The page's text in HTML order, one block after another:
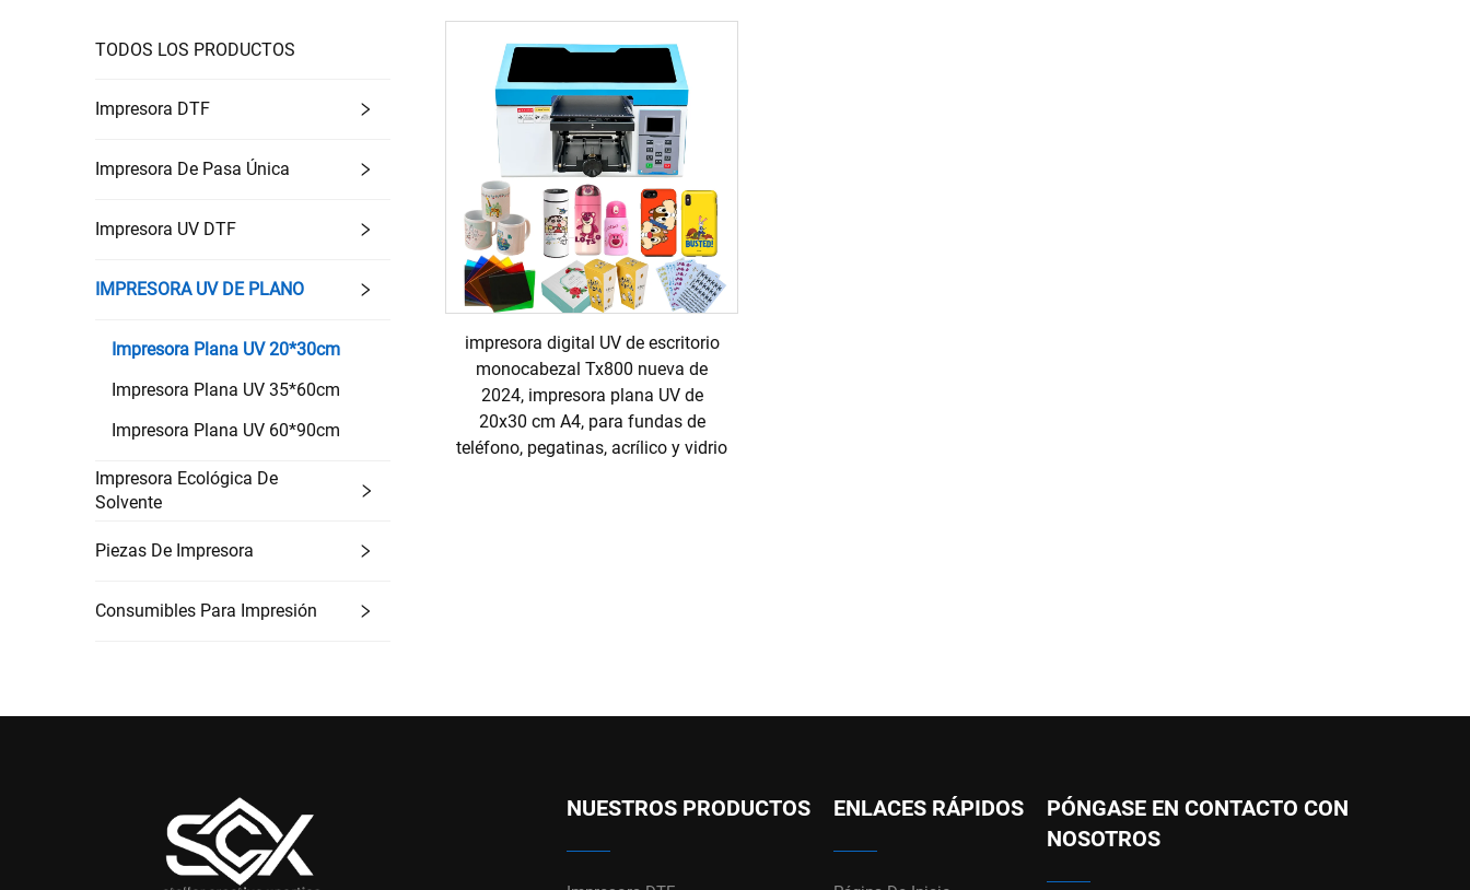
TODOS LOS PRODUCTOS
Impresora DTF
Impresora De Pasa Única
Impresora UV DTF
IMPRESORA UV DE PLANO
Impresora Plana UV 20*30cm
Impresora Plana UV 35*60cm
Impresora Plana UV 60*90cm
Impresora Ecológica De
Solvente
Piezas De Impresora
Consumibles Para Impresión
impresora digital UV de escritorio
monocabezal Tx800 nueva de
2024, impresora plana UV de
20x30 cm A4, para fundas de
teléfono, pegatinas, acrílico y vidrio
NUESTROS PRODUCTOS ENLACES RÁPIDOS
PÓNGASE EN CONTACTO CON
NOSOTROS